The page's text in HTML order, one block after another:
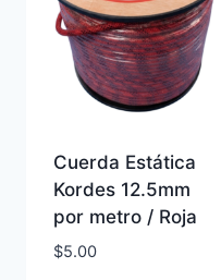
Cuerda Estática
Kordes 12.5mm
por metro / Roja
$5.00